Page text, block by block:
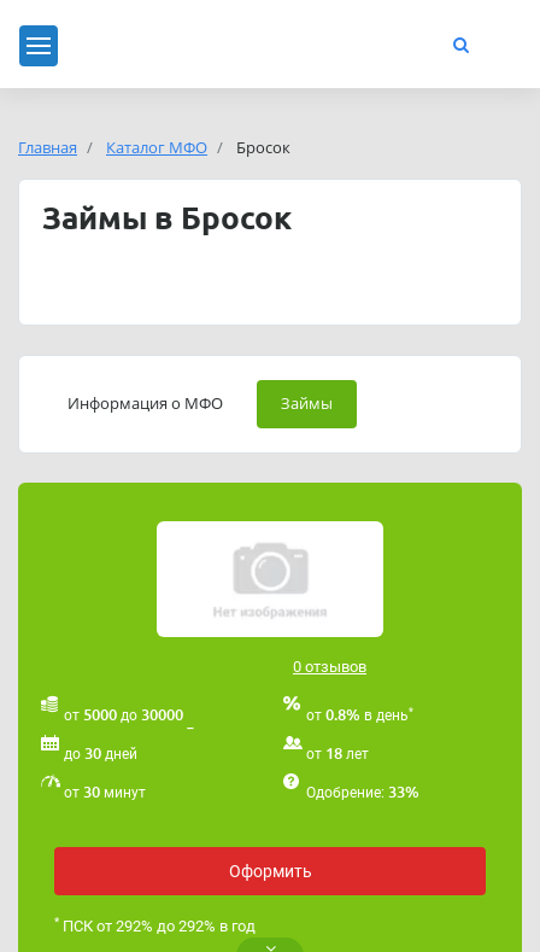
Главная Каталог МФО Бросок
Займы в Бросок
Информация о МФО Займы
0 отзывов
от 5000 до 30000 от 0.8% в день*
до 30 дней от 18 лет
от 30 минут Одобрение: 33%
Оформить
*ПСК от 292% до 292% в год